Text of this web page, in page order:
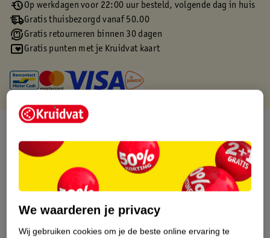
Op werkdagen voor 22:00 uur besteld, volgende dag in huis
Gratis thuisbezorgd vanaf 50.00
Gratis retourneren binnen 30 dagen
Gratis punten met je Kruidvat kaart
Productinformatie
Etiketinformatie
Nature Impact Score
We waarderen je privacy
Wij gebruiken cookies om je de beste online ervaring te